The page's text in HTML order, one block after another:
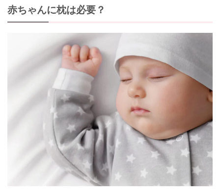
赤ちゃんに枕は必要？